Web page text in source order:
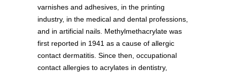
varnishes and adhesives, in the printing
industry, in the medical and dental professions,
and in artificial nails. Methylmethacrylate was
first reported in 1941 as a cause of allergic
contact dermatitis. Since then, occupational
contact allergies to acrylates in dentistry,